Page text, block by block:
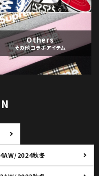
Others
その他コラボアイテム
2024秋冬